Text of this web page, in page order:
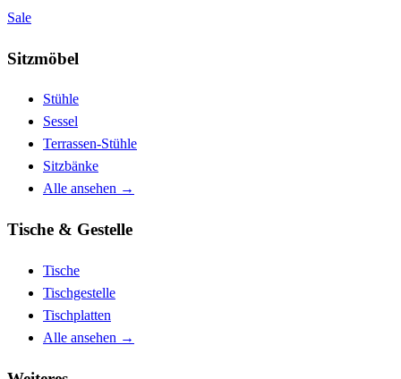
Sale
Sitzmöbel
Stühle
Sessel
Terrassen-Stühle
Sitzbänke
Alle ansehen →
Tische & Gestelle
Tische
Tischgestelle
Tischplatten
Alle ansehen →